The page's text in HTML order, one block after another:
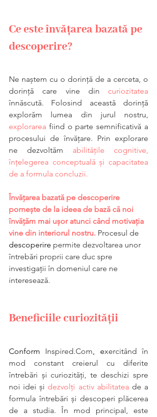
Ce este învățarea bazată pe
descoperire?
Ne naștem cu o dorință de a cerceta, o
dorință care vine din
înnăscută. Folosind această dorință
explorarea fiind o parte semnificativă a
procesului de învățare. Prin explorare
ne dezvoltăm abilitățile cognitive,
înțelegerea conceptuală și capacitatea
de a formula concluzii.
Învățarea bazată pe descoperire
pornește de la ideea de bază că noi
învățăm mai ușor atunci când motivația
vine din interiorul nostru. Procesul de
descoperire permite dezvoltarea unor
întrebări proprii care duc spre
investigații în domeniul care ne
interesează.
Beneficiile curiozității
Conform Inspired.Com, exercitând în
mod constant creierul cu diferite
întrebări și curiozități, te deschizi spre
noi idei și dezvolți activ abilitatea de a
formula întrebări și descoperi plăcerea
de a studia. În mod principal, este